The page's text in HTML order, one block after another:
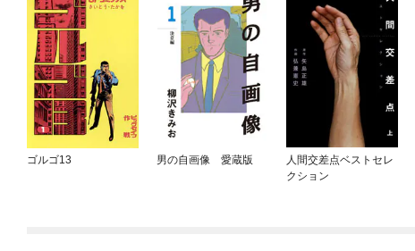
ゴルゴ13 男の自画像 愛蔵版
人間交差点ベストセレ
クション